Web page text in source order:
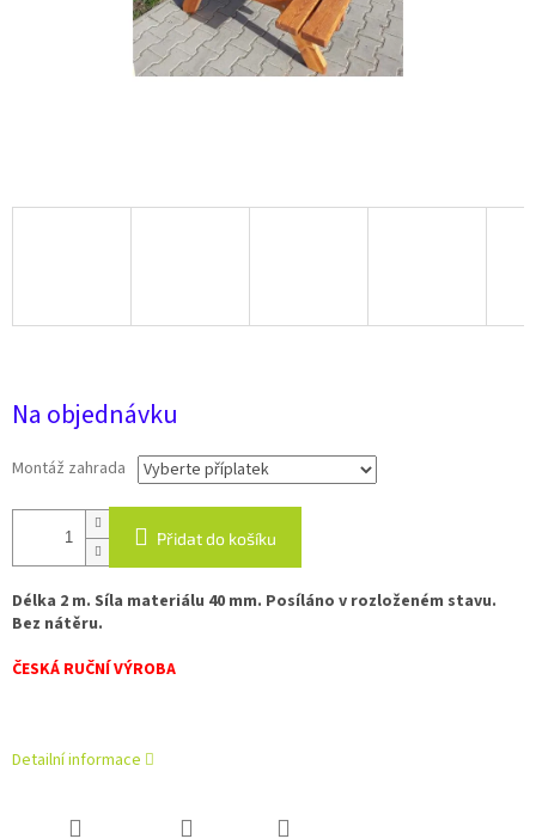
Na objednávku
Montáž zahrada
Přidat do košíku
Délka 2 m. Síla materiálu 40 mm. Posíláno v rozloženém stavu.
Bez nátěru.
ČESKÁ RUČNÍ VÝROBA
Detailní informace